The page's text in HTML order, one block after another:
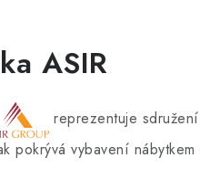
ASIR
reprezentuje
pokrývá vybavení